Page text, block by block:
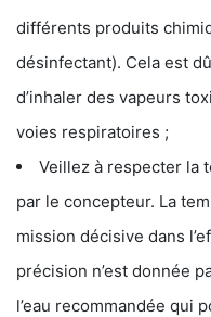
différents produits
désinfectant). Cela est
d’inhaler des vapeurs
voies respiratoires ;
Veillez à respecter la
par le concepteur. La
mission décisive dans
précision n’est donnée
l’eau recommandée qui